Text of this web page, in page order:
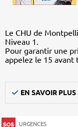
Le CHU de
Niveau 1.
Pour garantir une
appelez le 15 avant
EN SAVOIR PLUS
URGENCES